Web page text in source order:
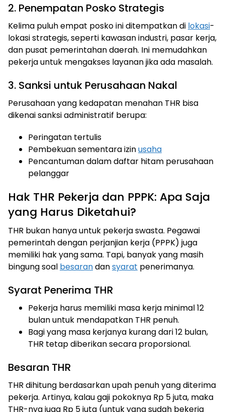
2. Penempatan Posko Strategis
Kelima puluh empat posko ini ditempatkan di lokasi-
lokasi strategis, seperti kawasan industri, pasar kerja,
dan pusat pemerintahan daerah. Ini memudahkan
pekerja untuk mengakses layanan jika ada masalah.
3. Sanksi untuk Perusahaan Nakal
Perusahaan yang kedapatan menahan THR bisa
dikenai sanksi administratif berupa:
Peringatan tertulis
Pembekuan sementara izinusaha
Pencantuman dalam daftar hitam perusahaan
pelanggar
Hak THR Pekerja dan PPPK: Apa Saja
yang Harus Diketahui?
THR bukan hanya untuk pekerja swasta. Pegawai
pemerintah dengan perjanjian kerja (PPPK) juga
memiliki hak yang sama. Tapi, banyak yang masih
bingung soal besarandansyarat penerimanya.
Syarat Penerima THR
Pekerja harus memiliki masa kerja minimal 12
bulan untuk mendapatkan THR penuh.
Bagi yang masa kerjanya kurang dari 12 bulan,
THR tetap diberikan secara proporsional.
Besaran THR
THR dihitung berdasarkan upah penuh yang diterima
pekerja. Artinya, kalau gaji pokoknya Rp 5 juta, maka
THR-nya juga Rp 5 juta (untuk yang sudah bekerja